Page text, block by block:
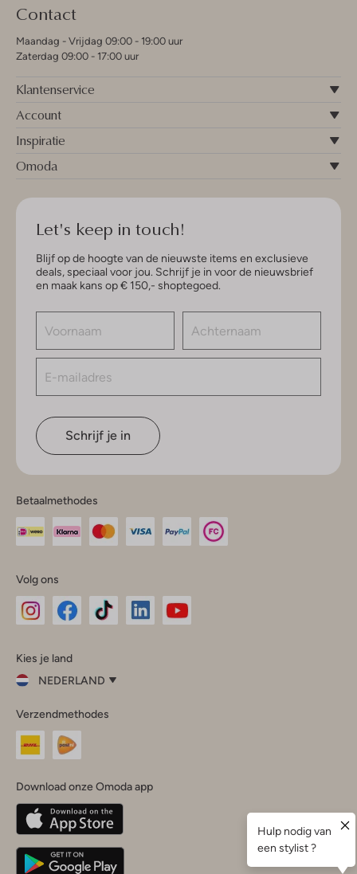
Contact
Maandag - Vrijdag 09:00 - 19:00 uur
Zaterdag 09:00 - 17:00 uur
Klantenservice
Account
Inspiratie
Omoda
Let's keep in touch!
Blijf op de hoogte van de nieuwste items en exclusieve
deals, speciaal voor jou. Schrijf je in voor de nieuwsbrief
en maak kans op € 150,- shoptegoed.
Schrijf je in
Betaalmethodes
Volg ons
InstagramFacebook
Kies je land
NEDERLAND
je
land
Nederland
Belgique(Français)
Deutschland
Verzendmethodes
Download onze Omoda app